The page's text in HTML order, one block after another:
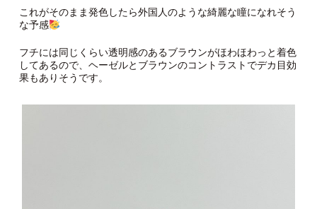
これがそのまま発色したら外国人のような綺麗な瞳になれそう
な予感
フチには同じくらい透明感のあるブラウンがほわほわっと着色
してあるので、ヘーゼルとブラウンのコントラストでデカ目効
果もありそうです。